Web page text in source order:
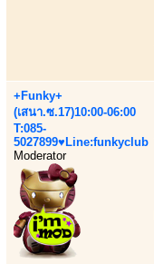
+Funky+
(เสนา.ซ.17)10:00-06:00
T:085-
5027899♥Line:funkyclub
Moderator